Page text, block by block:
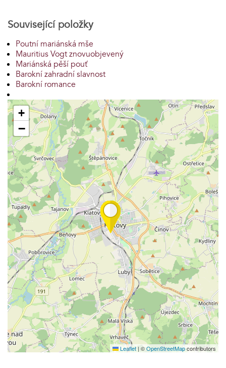
Související položky
Poutní mariánská mše
Mauritius Vogt znovuobjevený
Mariánská pěší pouť
Barokní zahradní slavnost
Barokní romance
+
−
Leaflet | ©OpenStreetMapcontributors